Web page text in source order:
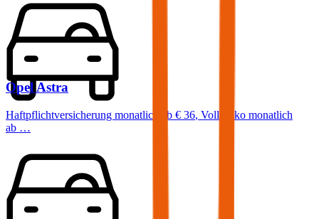
Opel Astra
Haftpflichtversicherung monatlich ab € 36, Vollkasko monatlich
ab …